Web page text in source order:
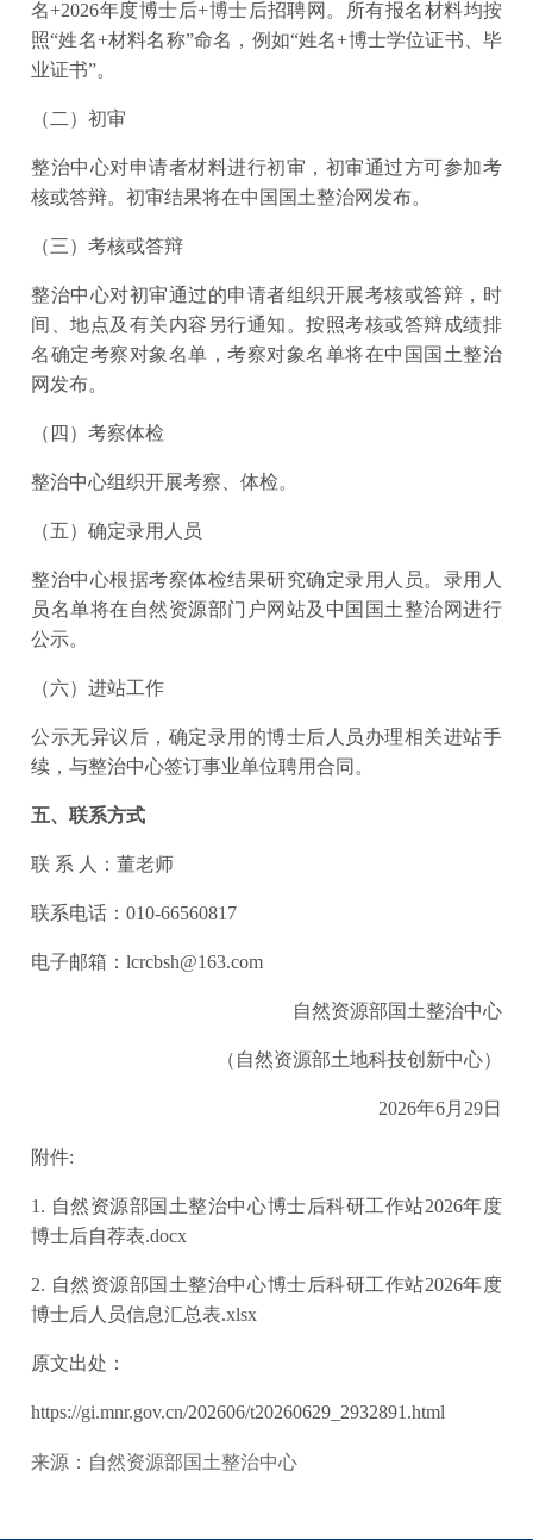
名+2026年度博士后+博士后招聘网。所有报名材料均按
照“姓名+材料名称”命名，例如“姓名+博士学位证书、毕
业证书”。
（二）初审
整治中心对申请者材料进行初审，初审通过方可参加考
核或答辩。初审结果将在中国国土整治网发布。
（三）考核或答辩
整治中心对初审通过的申请者组织开展考核或答辩，时
间、地点及有关内容另行通知。按照考核或答辩成绩排
名确定考察对象名单，考察对象名单将在中国国土整治
网发布。
（四）考察体检
整治中心组织开展考察、体检。
（五）确定录用人员
整治中心根据考察体检结果研究确定录用人员。录用人
员名单将在自然资源部门户网站及中国国土整治网进行
公示。
（六）进站工作
公示无异议后，确定录用的博士后人员办理相关进站手
续，与整治中心签订事业单位聘用合同。
五、联系方式
联 系 人：董老师
联系电话：010-66560817
电子邮箱：lcrcbsh@163.com
自然资源部国土整治中心
（自然资源部土地科技创新中心）
2026年6月29日
附件:
1. 自然资源部国土整治中心博士后科研工作站2026年度
博士后自荐表.docx
2. 自然资源部国土整治中心博士后科研工作站2026年度
博士后人员信息汇总表.xlsx
原文出处：
https://gi.mnr.gov.cn/202606/t20260629_2932891.html
来源：自然资源部国土整治中心